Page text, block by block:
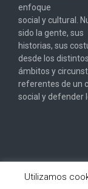
enfoque
social y cultural.
sido la gente, sus
historias, sus
desde los distintos
ámbitos y
referentes de un
social y defender
Utilizamos